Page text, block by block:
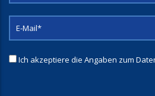
Ich akzeptiere die Angaben zum